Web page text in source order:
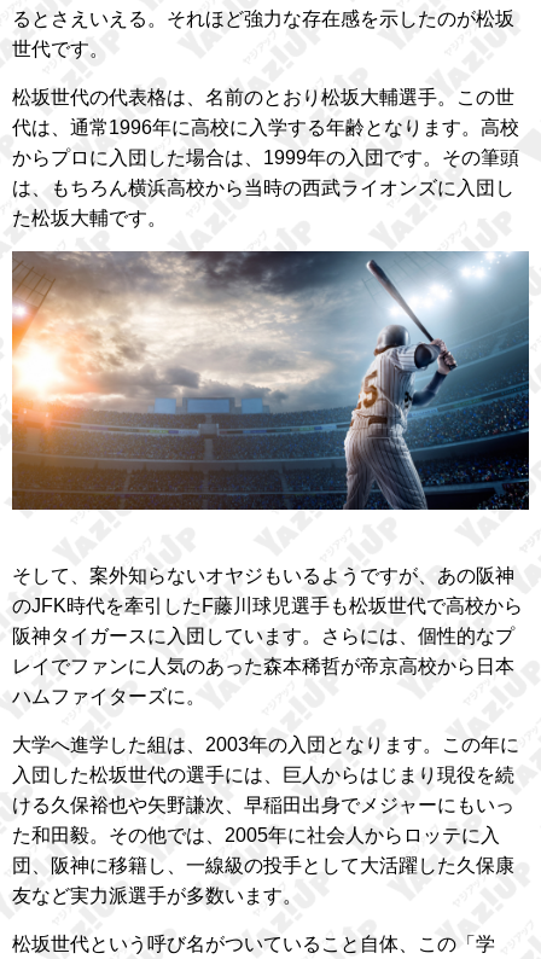
るとさえいえる。それほど強力な存在感を示したのが松坂
世代です。
松坂世代の代表格は、名前のとおり松坂大輔選手。この世
代は、通常1996年に高校に入学する年齢となります。高校
からプロに入団した場合は、1999年の入団です。その筆頭
は、もちろん横浜高校から当時の西武ライオンズに入団し
た松坂大輔です。
そして、案外知らないオヤジもいるようですが、あの阪神
のJFK時代を牽引したF藤川球児選手も松坂世代で高校から
阪神タイガースに入団しています。さらには、個性的なプ
レイでファンに人気のあった森本稀哲が帝京高校から日本
ハムファイターズに。
大学へ進学した組は、2003年の入団となります。この年に
入団した松坂世代の選手には、巨人からはじまり現役を続
ける久保裕也や矢野謙次、早稲田出身でメジャーにもいっ
た和田毅。その他では、2005年に社会人からロッテに入
団、阪神に移籍し、一線級の投手として大活躍した久保康
友など実力派選手が多数います。
松坂世代という呼び名がついていること自体、この「学